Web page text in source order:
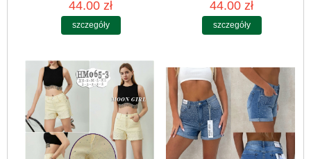
44.00 zł
szczegóły
44.00 zł
szczegóły